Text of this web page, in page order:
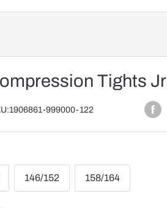
Tights Jr
1906861-999000-122
146/152 158/164